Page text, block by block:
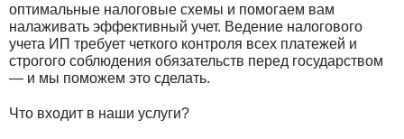
оптимальные налоговые схемы и помогаем вам
налаживать эффективный учет. Ведение налогового
учета ИП требует четкого контроля всех платежей и
строгого соблюдения обязательств перед государством
— и мы поможем это сделать.
Что входит в наши услуги?